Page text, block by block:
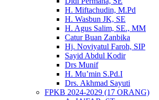
H. Miftachudin, M.Pd
H. Wasbun JK, SE
H. Agus Salim, SE., MM
Catur Buan Zanbika
Hj. Noviyatul Faroh, SIP
Sayid Abdul Kodir
Drs Munif
H. Mu’min S.Pd.I
Drs. Akhmad Sayuti
FPKB 2024-2029 (17 ORANG)